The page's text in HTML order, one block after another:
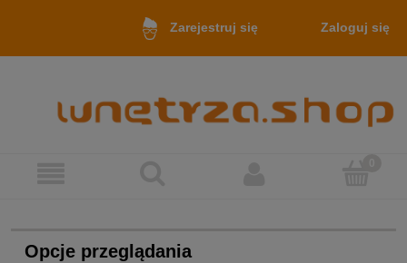
Zarejestruj się Zaloguj się
Opcje przeglądania